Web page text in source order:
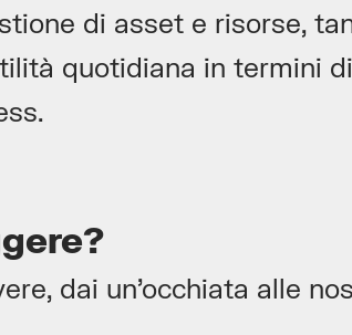
di asset e risorse,
quotidiana in termini
dai un’occhiata alle